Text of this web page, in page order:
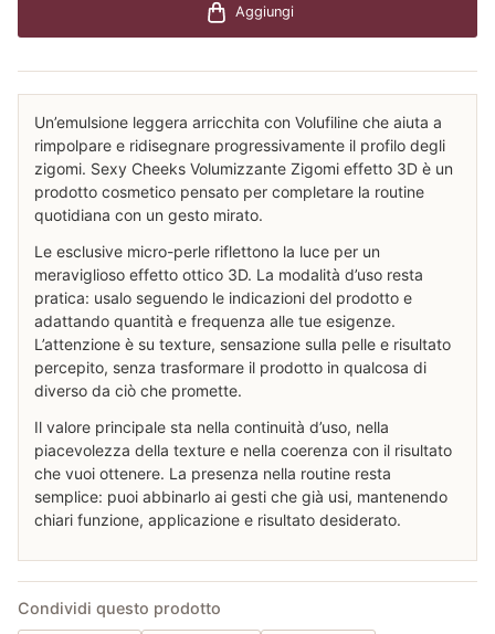
Aggiungi
Un’emulsione leggera arricchita con Volufiline che aiuta a
rimpolpare e ridisegnare progressivamente il profilo degli
zigomi. Sexy Cheeks Volumizzante Zigomi effetto 3D è un
prodotto cosmetico pensato per completare la routine
quotidiana con un gesto mirato.
Le esclusive micro-perle riflettono la luce per un
meraviglioso effetto ottico 3D. La modalità d’uso resta
pratica: usalo seguendo le indicazioni del prodotto e
adattando quantità e frequenza alle tue esigenze.
L’attenzione è su texture, sensazione sulla pelle e risultato
percepito, senza trasformare il prodotto in qualcosa di
diverso da ciò che promette.
Il valore principale sta nella continuità d’uso, nella
piacevolezza della texture e nella coerenza con il risultato
che vuoi ottenere. La presenza nella routine resta
semplice: puoi abbinarlo ai gesti che già usi, mantenendo
chiari funzione, applicazione e risultato desiderato.
Condividi questo prodotto